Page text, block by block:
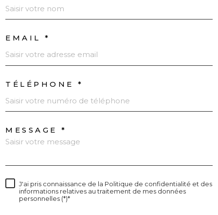
EMAIL *
TÉLÉPHONE *
MESSAGE *
J'ai pris connaissance de la Politique de confidentialité et des
informations relatives au traitement de mes données
personnelles (*)*